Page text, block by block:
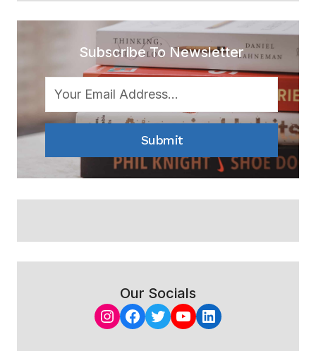
Subscribe To Newsletter
Submit
Our Socials
Instagram
Facebook
Twitter
YouTube
LinkedIn